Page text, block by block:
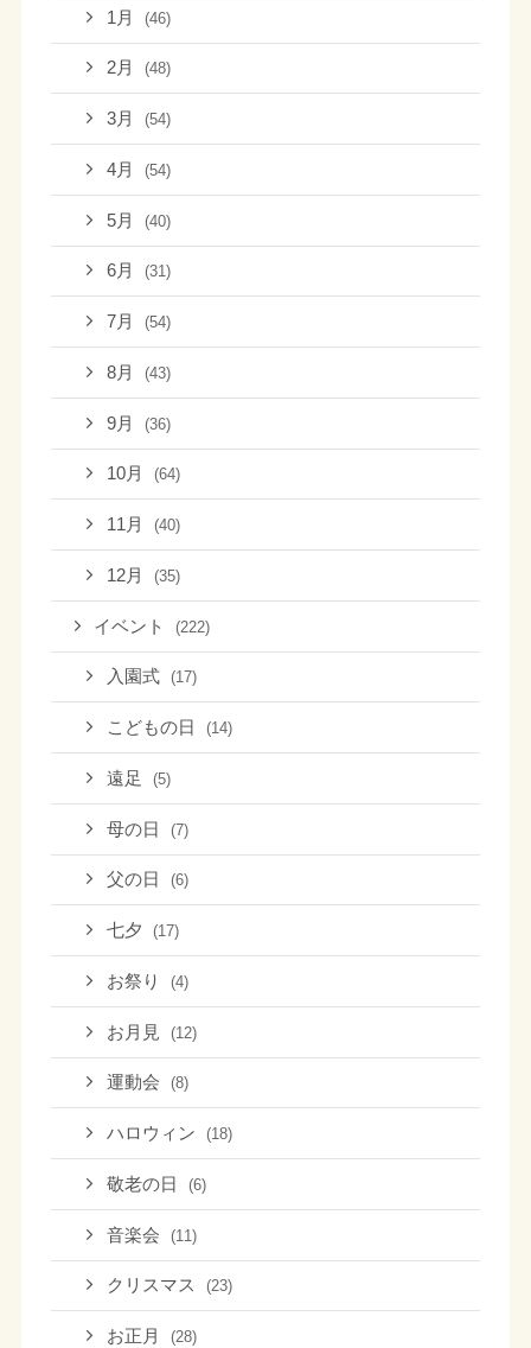
1月 (46)
2月 (48)
3月 (54)
4月 (54)
5月 (40)
6月 (31)
7月 (54)
8月 (43)
9月 (36)
10月 (64)
11月 (40)
12月 (35)
イベント (222)
入園式 (17)
こどもの日 (14)
遠足 (5)
母の日 (7)
父の日 (6)
七夕 (17)
お祭り (4)
お月見 (12)
運動会 (8)
ハロウィン (18)
敬老の日 (6)
音楽会 (11)
クリスマス (23)
お正月 (28)